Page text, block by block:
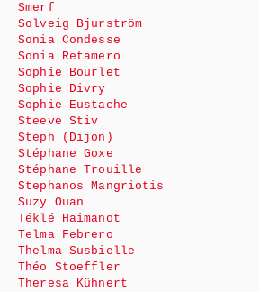
Smerf
Solveig Bjurström
Sonia Condesse
Sonia Retamero
Sophie Bourlet
Sophie Divry
Sophie Eustache
Steeve Stiv
Steph (Dijon)
Stéphane Goxe
Stéphane Trouille
Stephanos Mangriotis
Suzy Ouan
Téklé Haimanot
Telma Febrero
Thelma Susbielle
Théo Stoeffler
Theresa Kühnert